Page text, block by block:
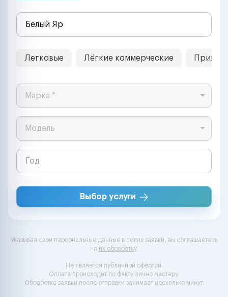
Легковые Лёгкие коммерческие
Марка *
Модель
Выбор услуги
Указывая свои персональные данные в полях заявки, вы соглашаетесь
на их обработку.
Не является публичной офертой.
Оплата происходит по факту лично мастеру.
Обработка заявки после отправки занимает несколько минут.